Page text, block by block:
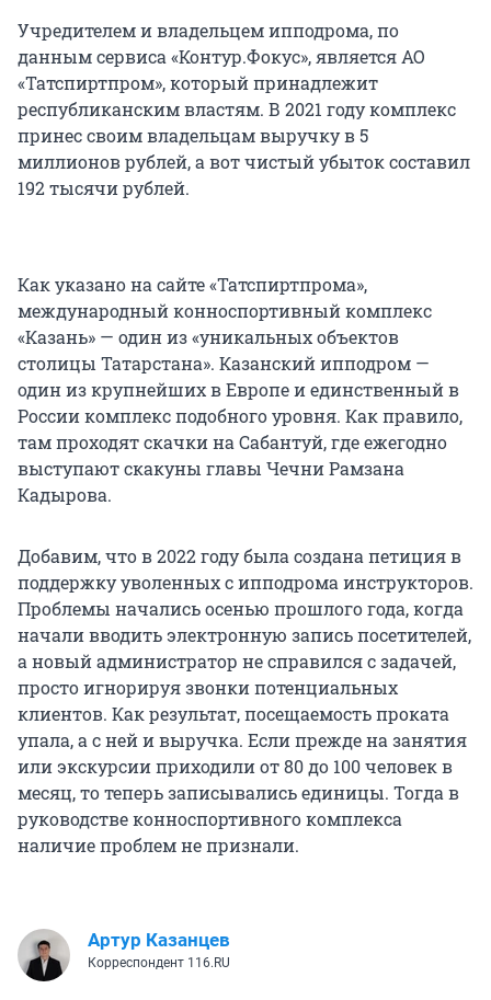
Учредителем и владельцем ипподрома, по
данным сервиса «Контур.Фокус», является АО
«Татспиртпром», который принадлежит
республиканским властям. В 2021 году комплекс
принес своим владельцам выручку в 5
миллионов рублей, а вот чистый убыток составил
192 тысячи рублей.
Как указано на сайте «Татспиртпрома»,
международный конноспортивный комплекс
«Казань» — один из «уникальных объектов
столицы Татарстана». Казанский ипподром —
один из крупнейших в Европе и единственный в
России комплекс подобного уровня. Как правило,
там проходят скачки на Сабантуй, где ежегодно
выступают скакуны главы Чечни Рамзана
Кадырова.
Добавим, что в 2022 году была создана петиция в
поддержку уволенных с ипподрома инструкторов.
Проблемы начались осенью прошлого года, когда
начали вводить электронную запись посетителей,
а новый администратор не справился с задачей,
просто игнорируя звонки потенциальных
клиентов. Как результат, посещаемость проката
упала, а с ней и выручка. Если прежде на занятия
или экскурсии приходили от 80 до 100 человек в
месяц, то теперь записывались единицы. Тогда в
руководстве конноспортивного комплекса
наличие проблем не признали.
Артур Казанцев
Корреспондент 116.RU